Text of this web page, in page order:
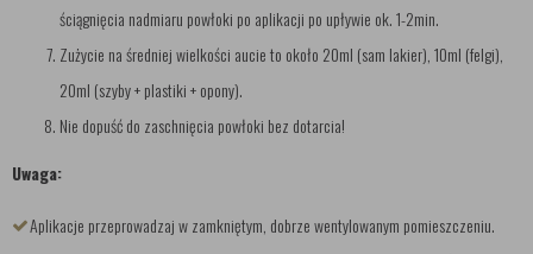
ściągnięcia nadmiaru powłoki po aplikacji po upływie ok. 1-2min.
Zużycie na średniej wielkości aucie to około 20ml (sam lakier), 10ml (felgi),
20ml (szyby + plastiki + opony).
Nie dopuść do zaschnięcia powłoki bez dotarcia!
Uwaga:
Aplikacje przeprowadzaj w zamkniętym, dobrze wentylowanym pomieszczeniu.